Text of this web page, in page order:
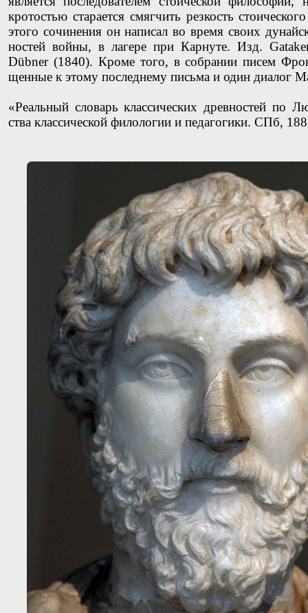
крото­стью ста­ра­ет­ся смяг­чить рез­кость
это­го сочи­не­ния он напи­сал во вре­мя сво­их
но­стей вой­ны, в лаге­ре при Кар­ну­те. Изд.
Dübner (1840). Кро­ме того, в собра­нии писем
щен­ные к это­му послед­не­му пись­ма и один диа­лог
«Реаль­ный сло­варь клас­си­че­ских древ­но­стей по
ства клас­си­че­ской фило­ло­гии и педа­го­ги­ки. СПб,